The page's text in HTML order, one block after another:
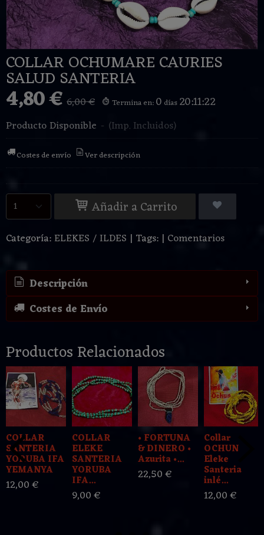
COLLAR OCHUMARE CAURIES
SALUD SANTERIA
4,80 € 6,00 € Termina en:0 días20:11:22
Producto Disponible - (Imp. Incluidos)
Costes de envío Ver descripción
Añadir a Carrito
Categoría:ELEKES / ILDES | Tags: | Comentarios
Descripción
Costes de Envío
Productos Relacionados
COLLAR
SANTERIA
YORUBA IFA
YEMANYA
12,00 €
COLLAR
ELEKE
SANTERIA
YORUBA
IFA...
9,00 €
• FORTUNA
& DINERO •
Azurita •...
22,50 €
Collar
OCHUN
Eleke
Santeria
inlé...
12,00 €